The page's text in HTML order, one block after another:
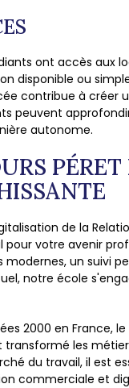
ont accès aux
disponible ou
contribue à créer
peuvent
autonome.
de la
votre avenir
un suivi
notre école
2000 en France,
les
du travail, il est
commerciale et